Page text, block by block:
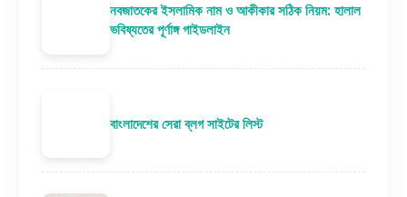
নবজাতকের ইসলামিক নাম ও আকীকার সঠিক নিয়ম: হালাল
ভবিষ্যতের পূর্ণাঙ্গ গাইডলাইন
বাংলাদেশের সেরা ব্লগ সাইটের লিস্ট